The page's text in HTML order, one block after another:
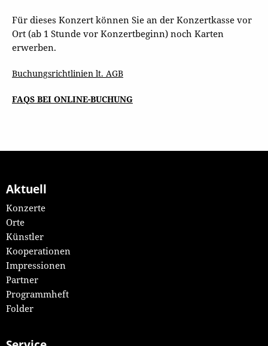
Für dieses Konzert können Sie an der Konzertkasse vor
Ort (ab 1 Stunde vor Konzertbeginn) noch Karten
erwerben.
Buchungsrichtlinien lt. AGB
FAQS BEI ONLINE-BUCHUNG
Aktuell
Konzerte
Orte
Künstler
Kooperationen
Impressionen
Partner
Programmheft
Folder